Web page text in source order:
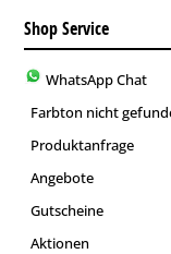
Shop Service
WhatsApp Chat
Farbton nicht
Produktanfrage
Angebote
Gutscheine
Aktionen